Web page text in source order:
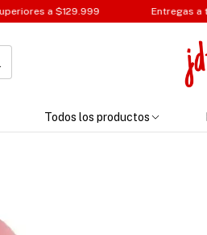
Entregas a todo Colombia
Todos los productos